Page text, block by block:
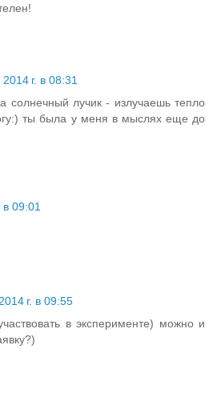
г. в 08:31
солнечный лучик - излучаешь тепло
ты была у меня в мыслях еще до
09:01
г. в 09:55
в эксперименте) можно и